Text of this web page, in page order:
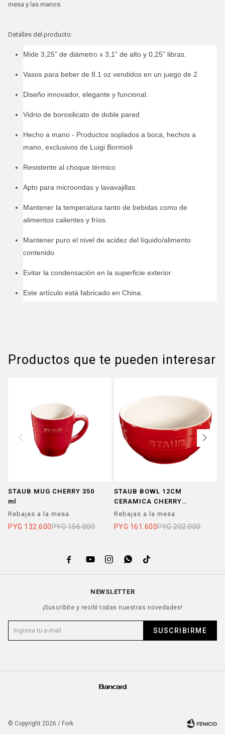
mesa y las manos.
Detalles del producto:
Mide 3,25” de diámetro x 3,1” de alto y 0,25” libras.
Vasos para beber de 8.1 oz vendidos en un juego de 2
Diseño innovador, elegante y funcional.
Vidrio de borosilicato de doble pared
Hecho a mano - Productos soplados a boca, hechos a
mano, exclusivos de Luigi Bormioli
Resistente al choque térmico
Apto para microondas y lavavajillas.
Mantener la temperatura tanto de bebidas como de
alimentos calientes y fríos.
Mantener puro el nivel de acidez del líquido/alimento
contenido
Evitar la condensación en la superficie exterior
Este artículo está fabricado en China.
Productos que te pueden interesar
STAUB MUG CHERRY 350
ml
Rebajas a la mesa
PYG 132.600PYG 156.000
STAUB BOWL 12CM
CERAMICA CHERRY
BLOSSOM
Rebajas a la mesa
PYG 161.600PYG 202.000
    
NEWSLETTER
¡Suscribite y recibí todas nuestras novedades!
SUSCRIBIRME
© Copyright 2026 / Fork